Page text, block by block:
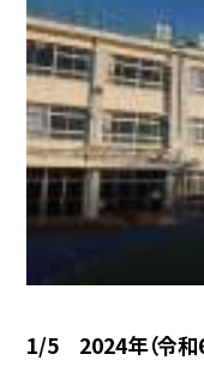
1/5 2024年（令和6